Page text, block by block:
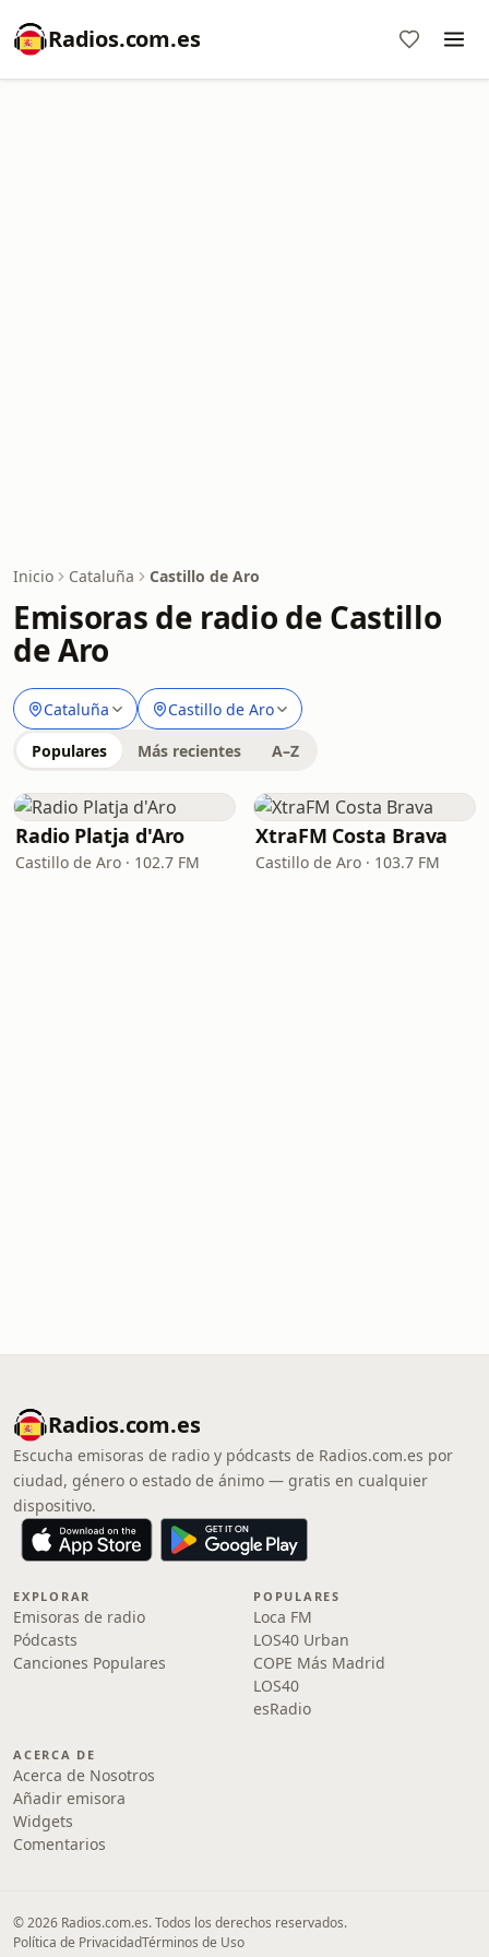
Radios.com.es
Inicio Cataluña Castillo de Aro
Emisoras de radio de Castillo
de Aro
Cataluña Castillo de Aro
Populares Más recientes A–Z
Radio Platja d'Aro
Castillo de Aro · 102.7 FM
XtraFM Costa Brava
Castillo de Aro · 103.7 FM
Radios.com.es
Escucha emisoras de radio y pódcasts de Radios.com.es por
ciudad, género o estado de ánimo — gratis en cualquier
dispositivo.
EXPLORAR
Emisoras de radio
Pódcasts
Canciones Populares
POPULARES
Loca FM
LOS40 Urban
COPE Más Madrid
LOS40
esRadio
ACERCA DE
Acerca de Nosotros
Añadir emisora
Widgets
Comentarios
© 2026 Radios.com.es. Todos los derechos reservados.
Política de PrivacidadTérminos de Uso